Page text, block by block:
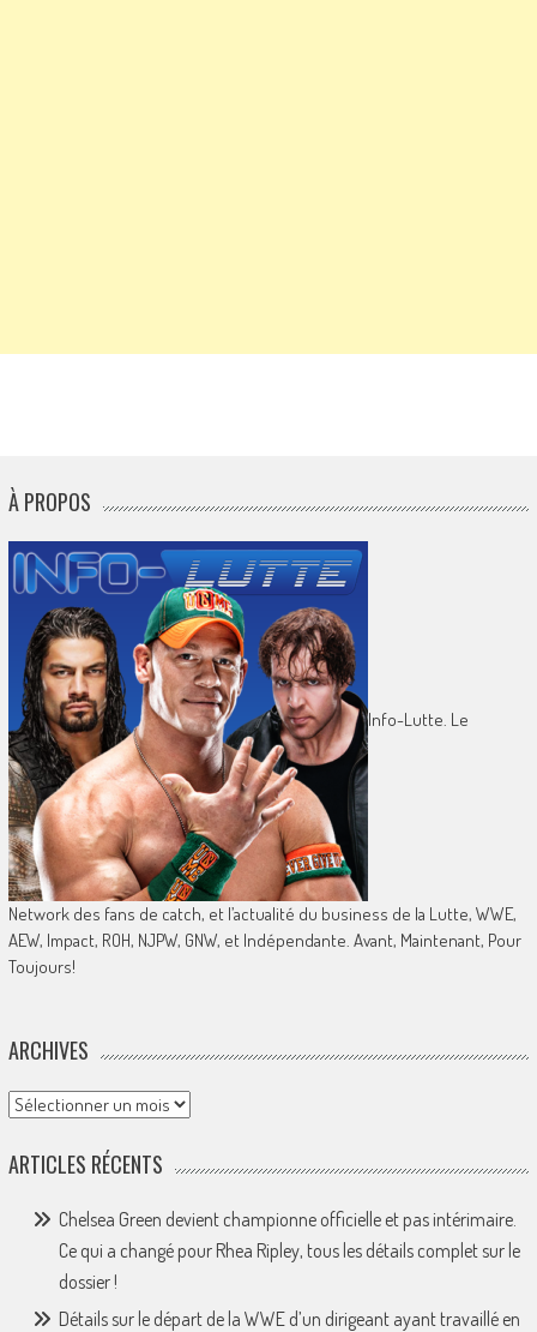
À PROPOS
Info-Lutte. Le
Network des fans de catch, et l’actualité du business de la Lutte, WWE,
AEW, Impact, ROH, NJPW, GNW, et Indépendante. Avant, Maintenant, Pour
Toujours!
ARCHIVES
Archives
ARTICLES RÉCENTS
Chelsea Green devient championne officielle et pas intérimaire.
Ce qui a changé pour Rhea Ripley, tous les détails complet sur le
dossier !
Détails sur le départ de la WWE d’un dirigeant ayant travaillé en